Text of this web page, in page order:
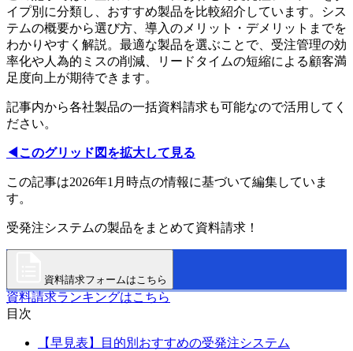
イプ別に分類し、おすすめ製品を比較紹介しています。シス
テムの概要から選び方、導入のメリット・デメリットまでを
わかりやすく解説。最適な製品を選ぶことで、受注管理の効
率化や人為的ミスの削減、リードタイムの短縮による顧客満
足度向上が期待できます。
記事内から各社製品の一括資料請求も可能なので活用してく
ださい。
◀このグリッド図を拡大して見る
この記事は2026年1月時点の情報に基づいて編集していま
す。
受発注システムの製品をまとめて資料請求！
資料請求フォームはこちら
資料請求ランキングはこちら
目次
【早見表】目的別おすすめの受発注システム